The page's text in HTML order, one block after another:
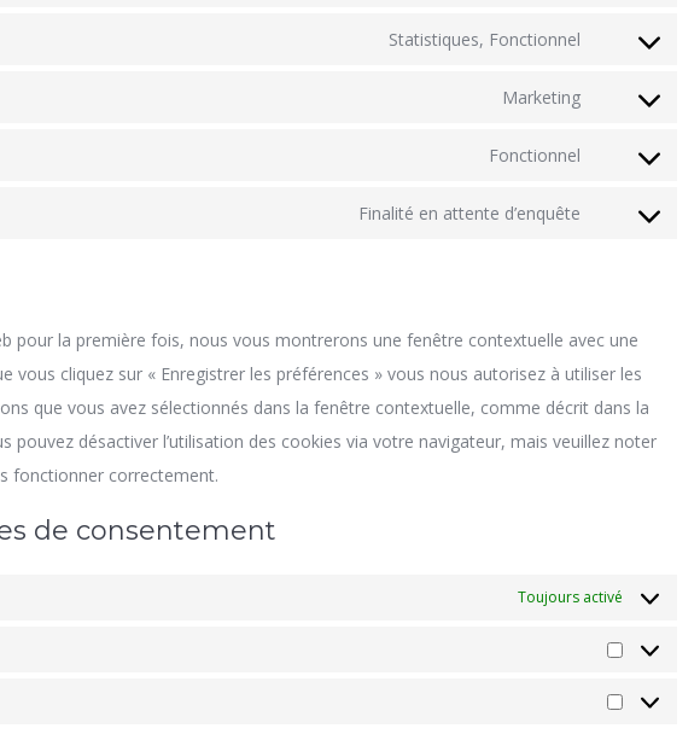
wordpress
Statistiques, Fonctionnel
Consent
hotjar
Marketing
Consent
google-
Fonctionnel
Consent
Finalité en attente d’enquête
Consent
pour la première fois, nous vous montrerons une fenêtre contextuelle avec une
vous cliquez sur « Enregistrer les préférences » vous nous autorisez à utiliser les
que vous avez sélectionnés dans la fenêtre contextuelle, comme décrit dans la
pouvez désactiver l’utilisation des cookies via votre navigateur, mais veuillez noter
fonctionner correctement.
de consentement
Toujours activé
Marketing